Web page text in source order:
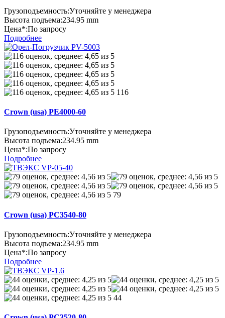
Грузоподъемность:Уточняйте у менеджера
Высота подъема:234.95 mm
Цена*:По запросу
Подробнее
116
Crown (usa) PE4000-60
Грузоподъемность:Уточняйте у менеджера
Высота подъема:234.95 mm
Цена*:По запросу
Подробнее
79
Crown (usa) PC3540-80
Грузоподъемность:Уточняйте у менеджера
Высота подъема:234.95 mm
Цена*:По запросу
Подробнее
44